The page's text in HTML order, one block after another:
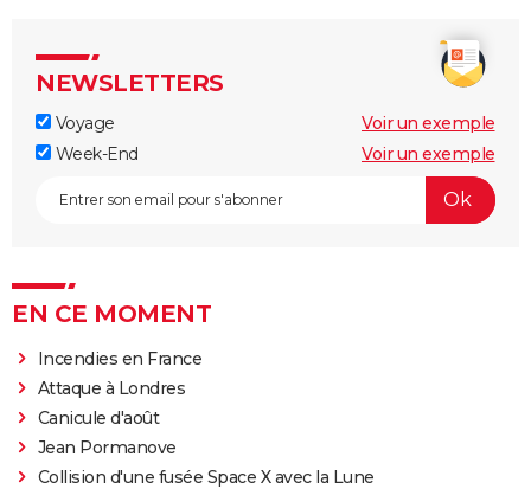
NEWSLETTERS
Voyage
Voir un exemple
Week-End
Voir un exemple
EN CE MOMENT
Incendies en France
Attaque à Londres
Canicule d'août
Jean Pormanove
Collision d'une fusée Space X avec la Lune